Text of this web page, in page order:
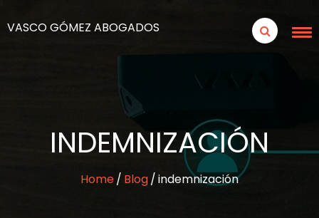
VASCO GÓMEZ ABOGADOS
INDEMNIZACIÓN
Home Blog indemnización